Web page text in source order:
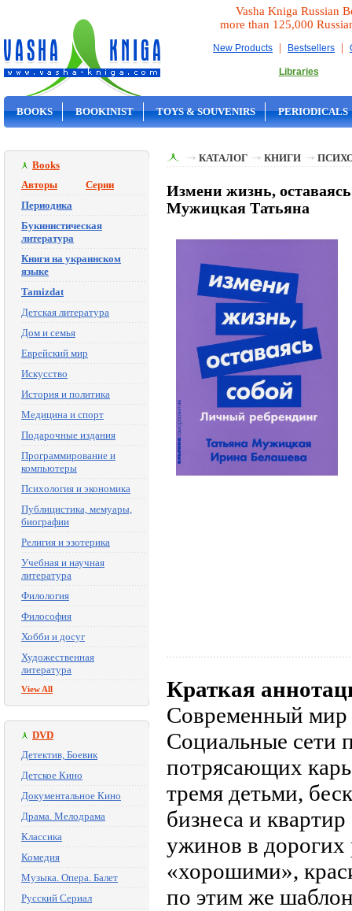
Vasha Kniga Russian
more than 125,000
New Products | Bestsellers |
Libraries
BOOKS BOOKINIST TOYS & SOUVENIRS PERIODICALS
Books
Авторы
Серии
Периодика
Букинистическая
литература
Книги на украинском
языке
Tamizdat
Детская литература
Дом и семья
Еврейский мир
Искусство
История и политика
Медицина и спорт
Подарочные издания
Программирование и
компьютеры
Психология и экономика
Публицистика, мемуары,
биографии
Религия и эзотерика
Учебная и научная
литература
Филология
Философия
Хобби и досуг
Художественная
литература
View All
DVD
Детектив, Боевик
Детское Кино
Документальное Кино
Драма. Мелодрама
Классика
Комедия
Музыка. Опера. Балет
Русский Сериал
КАТАЛОГ КНИГИ
Измени жизнь,
Мужицкая Татьяна
Краткая
Современный мир
Социальные сети
потрясающих
тремя детьми,
бизнеса и
ужинов в
«хорошими»,
по этим же